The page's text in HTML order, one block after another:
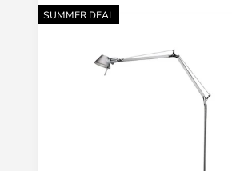
SUMMER DEAL